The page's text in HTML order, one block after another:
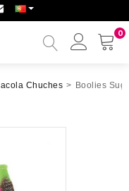
0
Minha
Chuches > Boolies